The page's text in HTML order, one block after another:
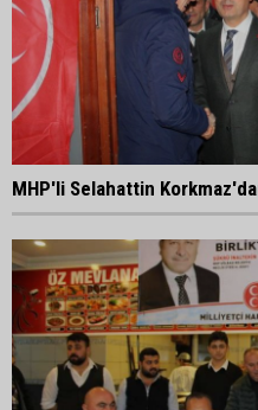
MHP'li Selahattin